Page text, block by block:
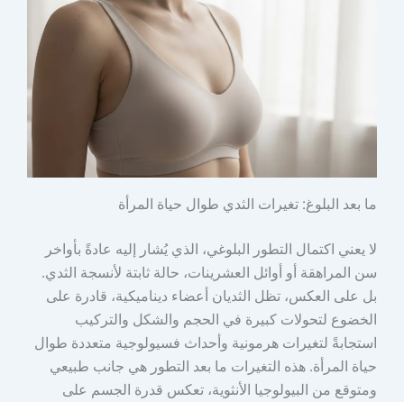
ما بعد البلوغ: تغيرات الثدي طوال حياة المرأة
لا يعني اكتمال التطور البلوغي، الذي يُشار إليه عادةً بأواخر
سن المراهقة أو أوائل العشرينات، حالة ثابتة لأنسجة الثدي.
بل على العكس، تظل الثديان أعضاء ديناميكية، قادرة على
الخضوع لتحولات كبيرة في الحجم والشكل والتركيب
استجابةً لتغيرات هرمونية وأحداث فسيولوجية متعددة طوال
حياة المرأة. هذه التغيرات ما بعد التطور هي جانب طبيعي
ومتوقع من البيولوجيا الأنثوية، تعكس قدرة الجسم على